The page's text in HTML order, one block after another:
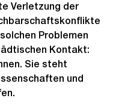
Verletzung der
Problemen
Kontakt:
Sie steht
und